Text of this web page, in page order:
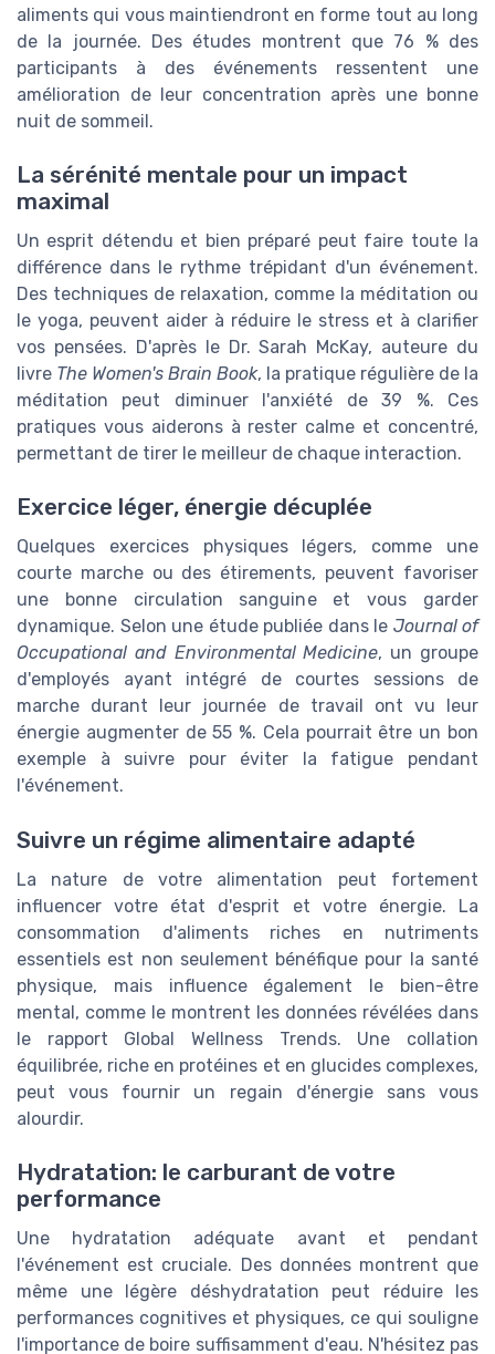
aliments qui vous maintiendront en forme tout au long
de la journée. Des études montrent que 76 % des
participants à des événements ressentent une
amélioration de leur concentration après une bonne
nuit de sommeil.
La sérénité mentale pour un impact
maximal
Un esprit détendu et bien préparé peut faire toute la
différence dans le rythme trépidant d'un événement.
Des techniques de relaxation, comme la méditation ou
le yoga, peuvent aider à réduire le stress et à clarifier
vos pensées. D'après le Dr. Sarah McKay, auteure du
livre The Women's Brain Book, la pratique régulière de la
méditation peut diminuer l'anxiété de 39 %. Ces
pratiques vous aiderons à rester calme et concentré,
permettant de tirer le meilleur de chaque interaction.
Exercice léger, énergie décuplée
Quelques exercices physiques légers, comme une
courte marche ou des étirements, peuvent favoriser
une bonne circulation sanguine et vous garder
dynamique. Selon une étude publiée dans le Journal of
Occupational and Environmental Medicine, un groupe
d'employés ayant intégré de courtes sessions de
marche durant leur journée de travail ont vu leur
énergie augmenter de 55 %. Cela pourrait être un bon
exemple à suivre pour éviter la fatigue pendant
l'événement.
Suivre un régime alimentaire adapté
La nature de votre alimentation peut fortement
influencer votre état d'esprit et votre énergie. La
consommation d'aliments riches en nutriments
essentiels est non seulement bénéfique pour la santé
physique, mais influence également le bien-être
mental, comme le montrent les données révélées dans
le rapport Global Wellness Trends. Une collation
équilibrée, riche en protéines et en glucides complexes,
peut vous fournir un regain d'énergie sans vous
alourdir.
Hydratation: le carburant de votre
performance
Une hydratation adéquate avant et pendant
l'événement est cruciale. Des données montrent que
même une légère déshydratation peut réduire les
performances cognitives et physiques, ce qui souligne
l'importance de boire suffisamment d'eau. N'hésitez pas